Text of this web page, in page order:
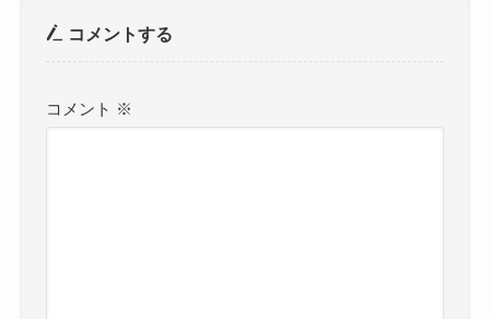
コメントする
コメント ※